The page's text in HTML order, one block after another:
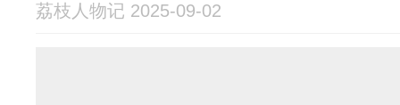
荔枝人物记 2025-09-02